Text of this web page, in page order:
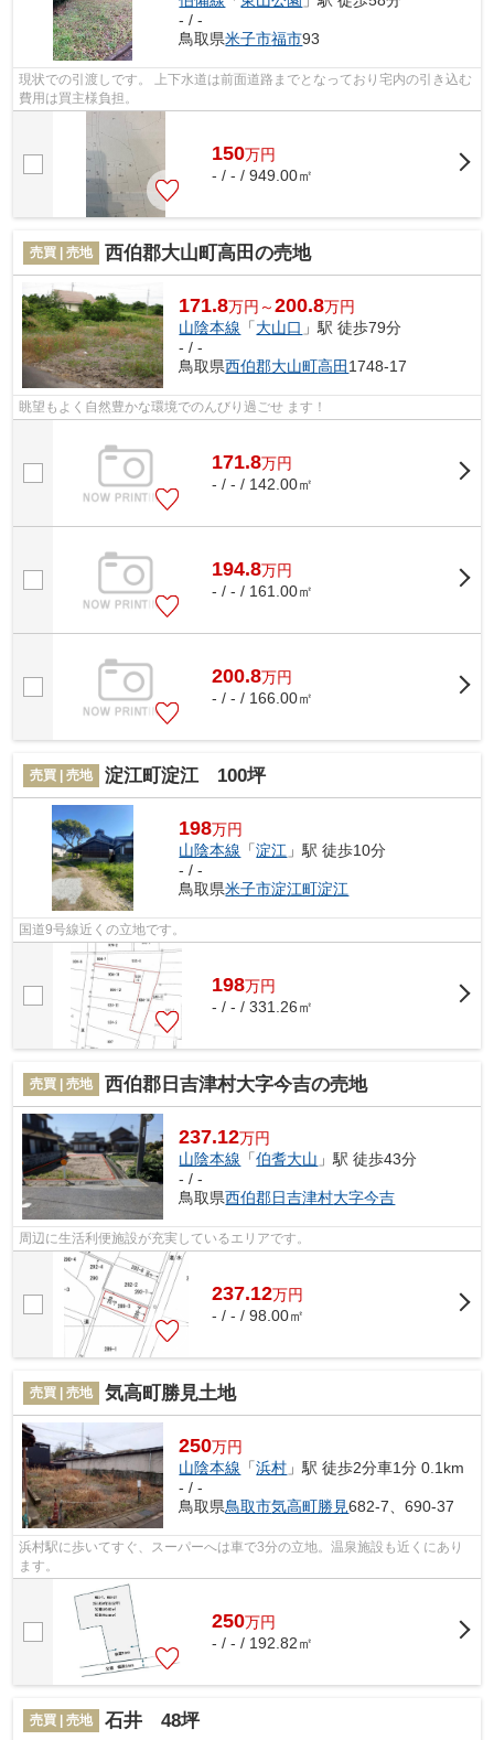
- / -
鳥取県米子市福市93
現状での引渡しです。 上下水道は前面道路までとなっており宅内の引き込む
費用は買主様負担。
150万円
- / - / 949.00㎡
売買 | 売地 西伯郡大山町高田の売地
171.8万円～200.8万円
山陰本線 「大山口 」駅 徒歩79分
- / -
鳥取県西伯郡大山町高田 1748-17
眺望もよく自然豊かな環境でのんびり過ごせ ます！
171.8万円
- / - / 142.00㎡
194.8万円
- / - / 161.00㎡
200.8万円
- / - / 166.00㎡
売買 | 売地 淀江町淀江 100坪
198万円
山陰本線 「淀江 」駅 徒歩10分
- / -
鳥取県米子市淀江町淀江
国道9号線近くの立地です。
198万円
- / - / 331.26㎡
売買 | 売地 西伯郡日吉津村大字今吉の売地
237.12万円
山陰本線 「伯耆大山 」駅 徒歩43分
- / -
鳥取県西伯郡日吉津村大字今吉
周辺に生活利便施設が充実しているエリアです。
237.12万円
- / - / 98.00㎡
売買 | 売地 気高町勝見土地
250万円
山陰本線 「浜村 」駅 徒歩2分車1分 0.1km
- / -
鳥取県鳥取市気高町勝見682-7、690-37
浜村駅に歩いてすぐ、スーパーへは車で3分の立地。温泉施設も近くにあり
ます。
250万円
- / - / 192.82㎡
売買 | 売地 石井 48坪